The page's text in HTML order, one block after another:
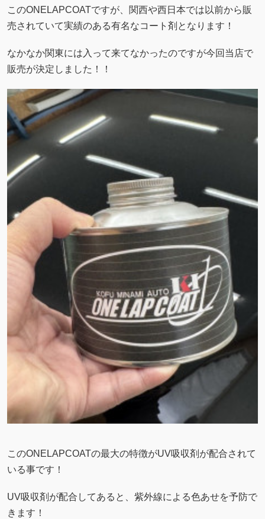
このONELAPCOATですが、関西や西日本では以前から販
売されていて実績のある有名なコート剤となります！
なかなか関東には入って来てなかったのですが今回当店で
販売が決定しました！！
このONELAPCOATの最大の特徴がUV吸収剤が配合されて
いる事です！
UV吸収剤が配合してあると、紫外線による色あせを予防で
きます！